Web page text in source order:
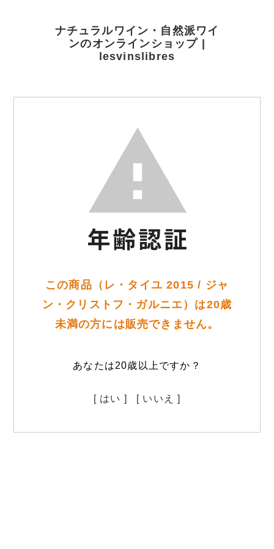
ナチュラルワイン・自然派ワイ
ンのオンラインショップ |
lesvinslibres
この商品（レ・タイユ 2015 / ジャ
ン・クリストフ・ガルニエ）は20歳
未満の方には販売できません。
あなたは20歳以上ですか？
[ はい ] [ いいえ ]